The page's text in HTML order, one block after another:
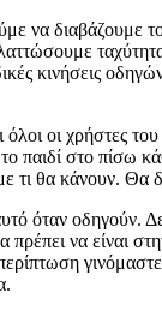
να διαβάζουμε
κινήσεις
οι χρήστες
στο πίσω
τι θα κάνουν. Θα
όταν οδηγούν.
να είναι